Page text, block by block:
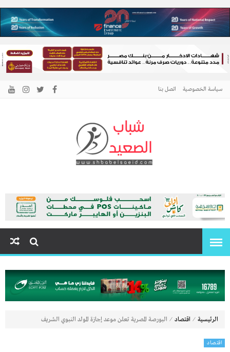
سياسة الخصوصية اتصل بنا
شباب الصعيد
الرئيسية ⁄ اقتصاد ⁄ البورصة المصرية تعلن موعد إجازة المولد النبوي الشريف
اقتصاد